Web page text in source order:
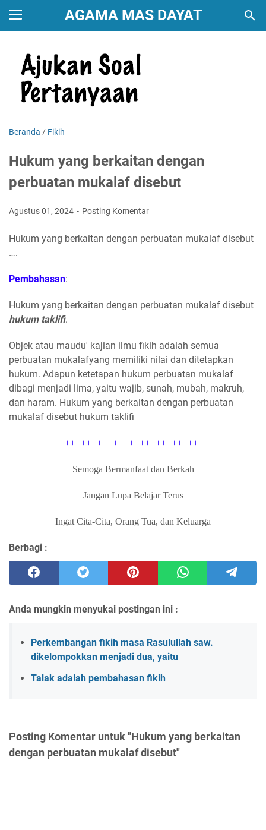
AGAMA MAS DAYAT
Beranda / Fikih
Hukum yang berkaitan dengan
perbuatan mukalaf disebut
Agustus 01, 2024 Posting Komentar
Hukum yang berkaitan dengan perbuatan mukalaf disebut
….
Pembahasan:
Hukum yang berkaitan dengan perbuatan mukalaf disebut
hukum taklifi.
Objek atau maudu' kajian ilmu fikih adalah semua
perbuatan mukalafyang memiliki nilai dan ditetapkan
hukum. Adapun ketetapan hukum perbuatan mukalaf
dibagi menjadi lima, yaitu wajib, sunah, mubah, makruh,
dan haram. Hukum yang berkaitan dengan perbuatan
mukalaf disebut hukum taklifi
++++++++++++++++++++++++++
Semoga Bermanfaat dan Berkah
Jangan Lupa Belajar Terus
Ingat Cita-Cita, Orang Tua, dan Keluarga
Berbagi :
Anda mungkin menyukai postingan ini :
Perkembangan fikih masa Rasulullah saw.
dikelompokkan menjadi dua, yaitu
Talak adalah pembahasan fikih
Posting Komentar untuk "Hukum yang berkaitan
dengan perbuatan mukalaf disebut"